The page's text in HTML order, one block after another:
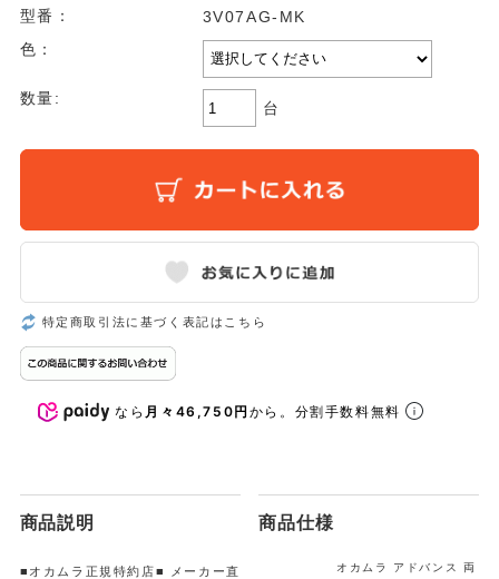
型番：
3V07AG-MK
色：
数量:
台
特定商取引法に基づく表記はこちら
なら 月々46,750円から。分割手数料無料
商品説明
■オカムラ正規特約店■ メーカー直
商品仕様
オカムラ アドバンス 両